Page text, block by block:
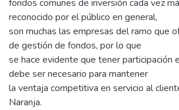
fondos comunes de inversión cada vez
reconocido por el público en general,
son muchas las empresas del ramo que
de gestión de fondos, por lo que
se hace evidente que tener participación
debe ser necesario para mantener
la ventaja competitiva en servicio al
Naranja.